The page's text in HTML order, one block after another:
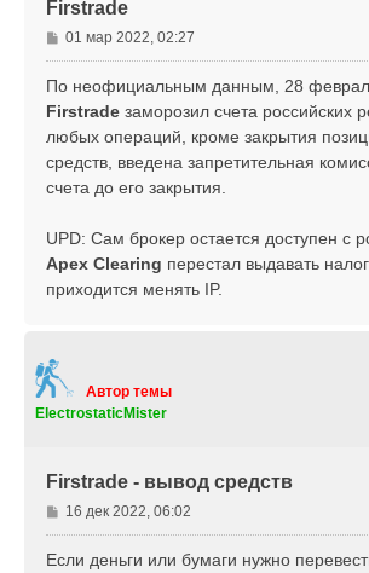
Firstrade
С
о
о
б
е
н
и
01 мар 2022, 02:27
По неофициальным данным, 28
Firstrade заморозил счета российских
любых операций, кроме закрытия
средств, введена запретительная
счета до его закрытия.
UPD: Сам брокер остается доступен с
Apex Clearing перестал выдавать
приходится менять IP.
Автор темы
ElectrostaticMister
Firstrade - вывод средств
С
о
о
16 дек 2022, 06:02
Если деньги или бумаги нужно